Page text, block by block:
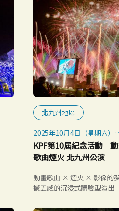
北九州地區
2025年10月4日（星期六）
※雨天照常舉行，惡劣天氣
KPF第10屆紀念活動
歌曲煙火 北九州公演
動畫歌曲 × 煙火 × 影像的
撼五感的沉浸式體驗型演出